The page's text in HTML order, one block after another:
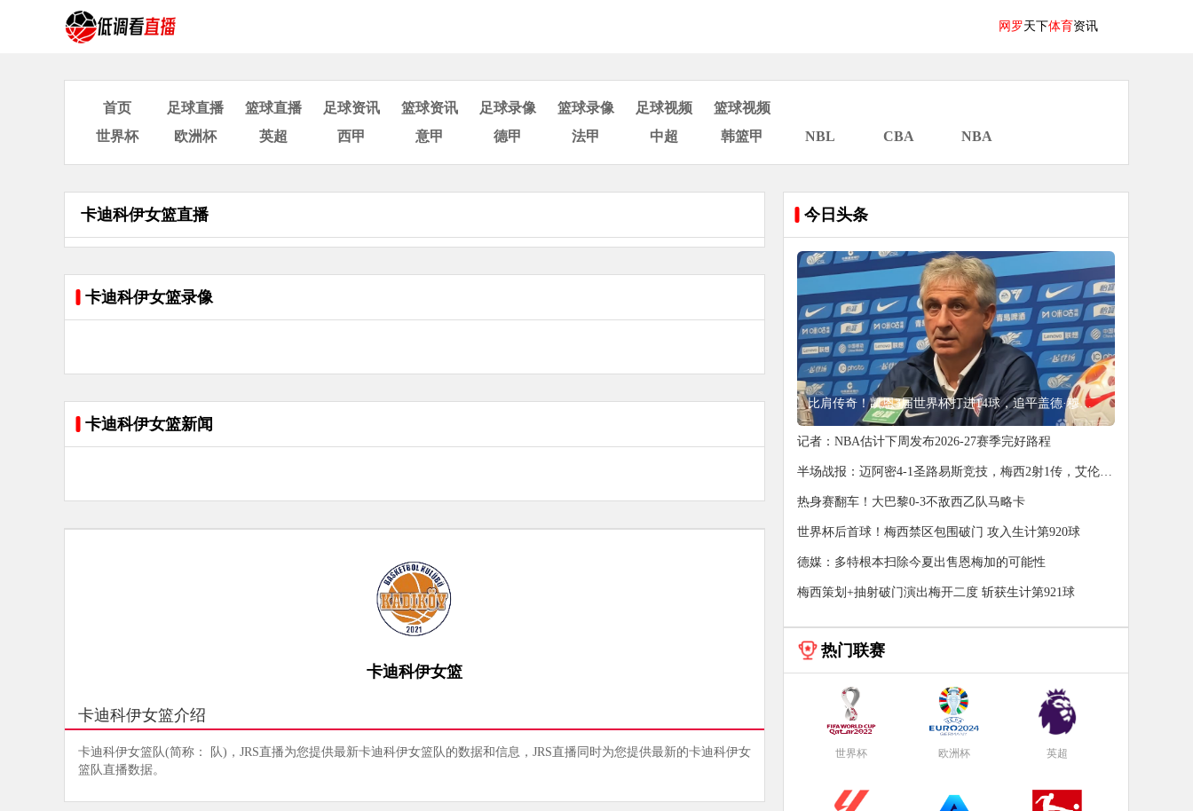
网罗天下体育资讯
首页 足球直播 篮球直播 足球资讯 篮球资讯 足球录像 篮球录像 足球视频
篮球视频
世界杯
欧洲杯 英超 西甲 意甲 德甲 法甲 中超 韩篮甲 NBL CBA NBA
卡迪科伊女篮直播
卡迪科伊女篮录像
卡迪科伊女篮新闻
卡迪科伊女篮
卡迪科伊女篮介绍
卡迪科伊女篮队(简称： 队)，JRS直播为您提供最新卡迪科伊女篮队的数据和信息，JRS直播同时为您提供最新的卡迪科伊女
篮队直播数据。
今日头条
比肩传奇！凯恩3届世界杯打进14球，追平盖德·穆勒并排前史第5
记者：NBA估计下周发布2026-27赛季完好路程
半场战报：迈阿密4-1圣路易斯竞技，梅西2射1传，艾伦3
热身赛翻车！大巴黎0-3不敌西乙队马略卡
世界杯后首球！梅西禁区包围破门 攻入生计第920球
德媒：多特根本扫除今夏出售恩梅加的可能性
梅西策划+抽射破门演出梅开二度 斩获生计第921球
热门联赛
世界杯 欧洲杯 英超